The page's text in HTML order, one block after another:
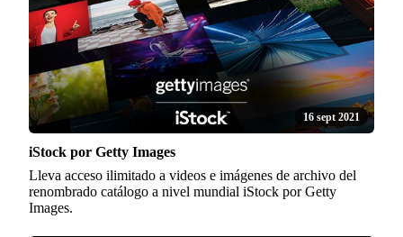
16 sept 2021
iStock por Getty Images
Lleva acceso ilimitado a videos e imágenes de archivo del
renombrado catálogo a nivel mundial iStock por Getty
Images.